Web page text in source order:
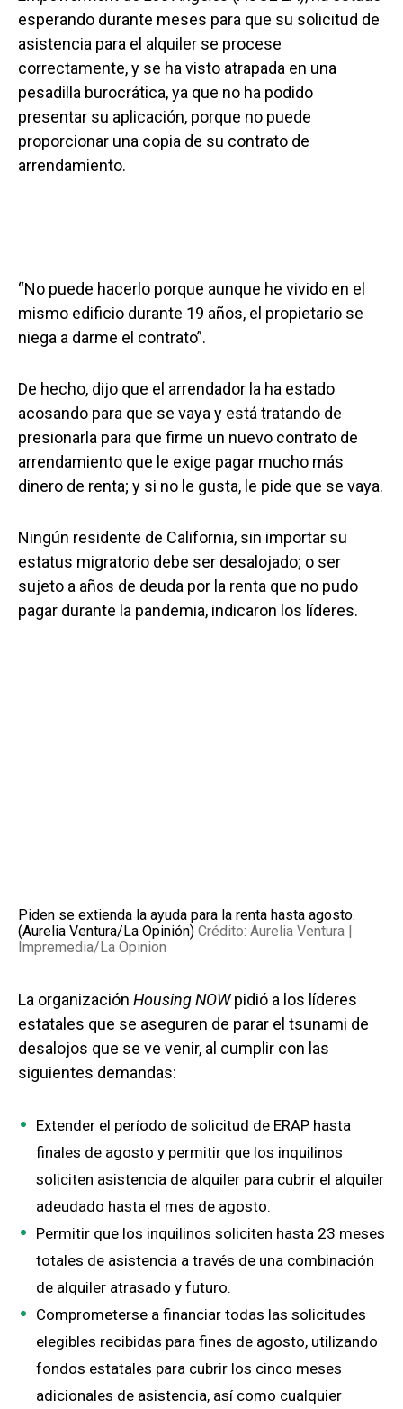
esperando durante meses para que su solicitud de
asistencia para el alquiler se procese
correctamente, y se ha visto atrapada en una
pesadilla burocrática, ya que no ha podido
presentar su aplicación, porque no puede
proporcionar una copia de su contrato de
arrendamiento.
“No puede hacerlo porque aunque he vivido en el
mismo edificio durante 19 años, el propietario se
niega a darme el contrato”.
De hecho, dijo que el arrendador la ha estado
acosando para que se vaya y está tratando de
presionarla para que firme un nuevo contrato de
arrendamiento que le exige pagar mucho más
dinero de renta; y si no le gusta, le pide que se vaya.
Ningún residente de California, sin importar su
estatus migratorio debe ser desalojado; o ser
sujeto a años de deuda por la renta que no pudo
pagar durante la pandemia, indicaron los líderes.
Piden se extienda la ayuda para la renta hasta agosto.
(Aurelia Ventura/La Opinión) Crédito: Aurelia Ventura |
Impremedia/La Opinion
La organización Housing NOWpidió a los líderes
estatales que se aseguren de parar el tsunami de
desalojos que se ve venir, al cumplir con las
siguientes demandas:
Extender el período de solicitud de ERAP hasta
finales de agosto y permitir que los inquilinos
soliciten asistencia de alquiler para cubrir el alquiler
adeudado hasta el mes de agosto.
Permitir que los inquilinos soliciten hasta 23 meses
totales de asistencia a través de una combinación
de alquiler atrasado y futuro.
Comprometerse a financiar todas las solicitudes
elegibles recibidas para fines de agosto, utilizando
fondos estatales para cubrir los cinco meses
adicionales de asistencia, así como cualquier